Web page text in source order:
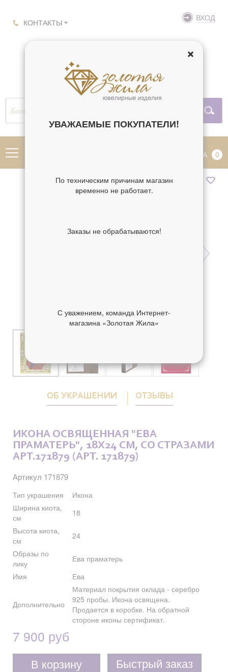
КОНТАКТЫ ВХОД
КОРЗИНА 0
ОБ УКРАШЕНИИ ОТЗЫВЫ
ИКОНА ОСВЯЩЕННАЯ "ЕВА
ПРАМАТЕРЬ", 18X24 СМ, СО СТРАЗАМИ
АРТ.171879 (АРТ. 171879)
Артикул 171879
Тип украшения
Икона
Ширина киота,
см
18
Высота киота,
см
24
Образы по
лику
Ева праматерь
Имя
Ева
Дополнительно
Материал покрытия оклада - серебро
925 пробы. Икона освящена.
Продается в коробке. На обратной
стороне иконы сертификат.
7 900 руб
В корзину Быстрый заказ
УВАЖАЕМЫЕ ПОКУПАТЕЛИ!
По техническим причинам магазин
временно не работает.
Заказы не обрабатываются!
С уважением, команда Интернет-
магазина «Золотая Жила»